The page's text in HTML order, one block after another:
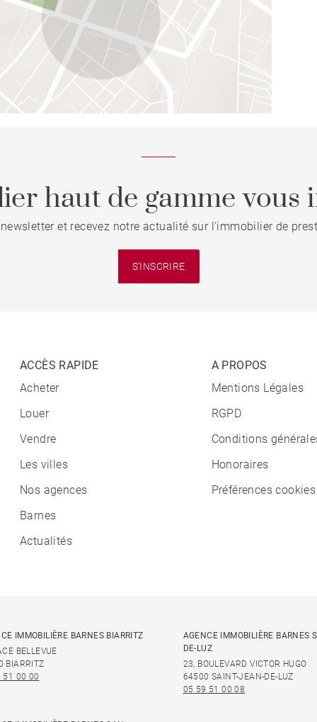
haut de gamme vous
et recevez notre actualité sur l'immobilier de
S'INSCRIRE
ACCÈS RAPIDE
Acheter
Louer
Vendre
Les villes
Nos agences
Barnes
Actualités
A PROPOS
Mentions Légales
RGPD
Conditions
Honoraires
Préférences cookies
IMMOBILIÈRE BARNES BIARRITZ
BELLEVUE
BIARRITZ
51 00 00
AGENCE IMMOBILIÈRE BARNES
DE-LUZ
23, BOULEVARD VICTOR HUGO
64500 SAINT-JEAN-DE-LUZ
05 59 51 00 08